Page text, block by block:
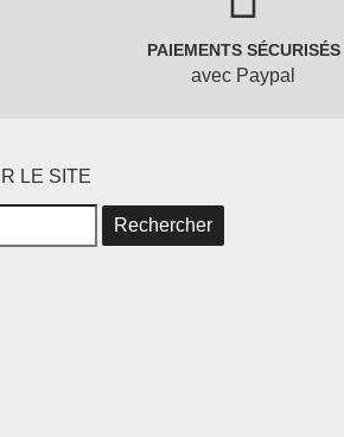
PAIEMENTS SÉCURISÉS
avec Paypal
LE SITE